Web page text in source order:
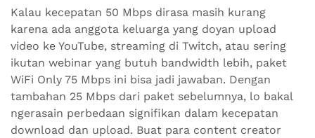
Kalau kecepatan 50 Mbps dirasa masih kurang
karena ada anggota keluarga yang doyan upload
video ke YouTube, streaming di Twitch, atau sering
ikutan webinar yang butuh bandwidth lebih, paket
WiFi Only 75 Mbps ini bisa jadi jawaban. Dengan
tambahan 25 Mbps dari paket sebelumnya, lo bakal
ngerasain perbedaan signifikan dalam kecepatan
download dan upload. Buat para content creator